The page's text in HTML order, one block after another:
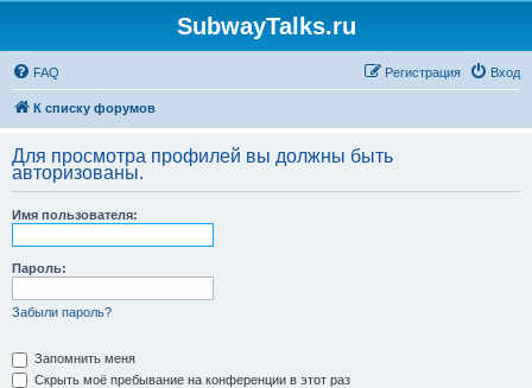
SubwayTalks.ru
FAQ Вход
Регистрация
К списку форумов
Для просмотра профилей вы должны быть
авторизованы.
Имя пользователя:
Пароль:
Забыли пароль?
Запомнить меня
Скрыть моё пребывание на конференции в этот раз